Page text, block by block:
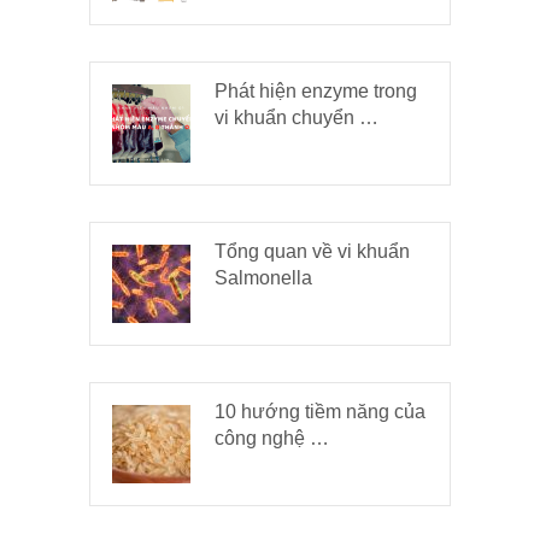
Phát hiện enzyme trong
vi khuẩn chuyển …
Tổng quan về vi khuẩn
Salmonella
10 hướng tiềm năng của
công nghệ …